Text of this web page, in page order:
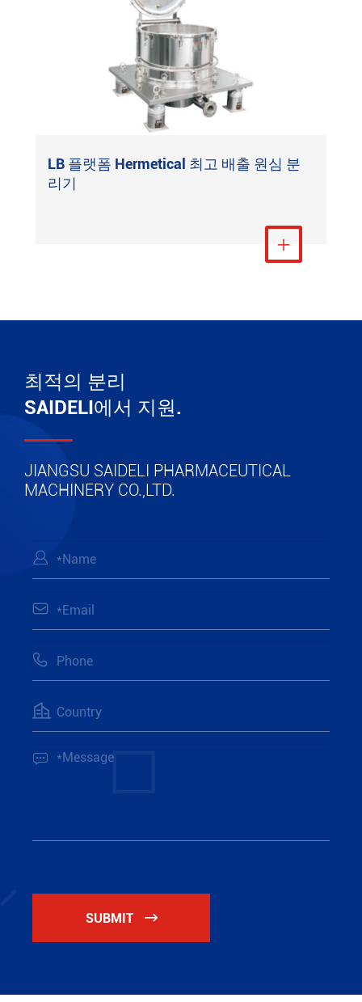
LB 플랫폼 Hermetical 최고 배출 원심 분
리기
더 보기

최적의 분리
SAIDELI에서 지원.
JIANGSU SAIDELI PHARMACEUTICAL
MACHINERY CO.,LTD.





SUBMIT 